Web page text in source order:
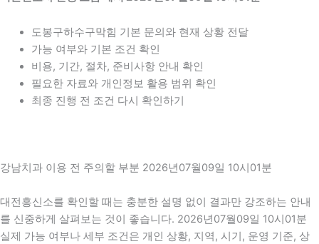
도봉구하수구막힘 기본 문의와 현재 상황 전달
가능 여부와 기본 조건 확인
비용, 기간, 절차, 준비사항 안내 확인
필요한 자료와 개인정보 활용 범위 확인
최종 진행 전 조건 다시 확인하기
강남치과 이용 전 주의할 부분 2026년07월09일 10시01분
대전흥신소를 확인할 때는 충분한 설명 없이 결과만 강조하는 안내
를 신중하게 살펴보는 것이 좋습니다. 2026년07월09일 10시01분
실제 가능 여부나 세부 조건은 개인 상황, 지역, 시기, 운영 기준, 상